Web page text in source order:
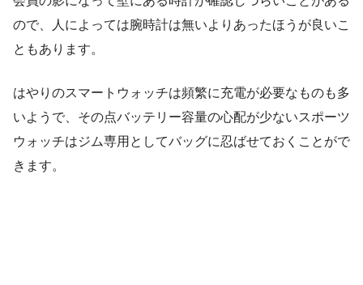
ので、人によっては腕時計は無いよりあったほうが良いこ
ともあります。
はやりのスマートウォッチは頻繁に充電が必要なものも多
いようで、その点バッテリー容量の心配が少ないスポーツ
ウォッチはジム専用としてバッグに忍ばせておくことがで
きます。